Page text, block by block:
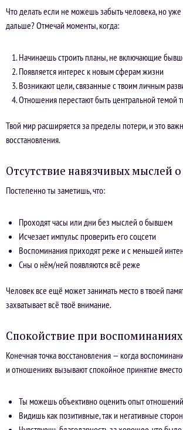
Что делать если не можешь забыть человека, но уже
дальше? Отмечай моменты, когда:
Начинаешь строить планы, не включающие
Появляется интерес к новым сферам жизни
Возникают цели, связанные с твоим личным
Отношения перестают быть центральной темой
Твой мир расширяется за пределы потери, и это
восстановления.
Отсутствие навязчивых мыслей
Постепенно ты заметишь, что:
Проходят часы или дни без мыслей о бывшем
Исчезает импульс проверить его соцсети
Воспоминания приходят реже и с меньшей
Сны о нём/ней появляются всё реже
Человек все ещё может занимать место в твоей
захватывает всё твоё внимание.
Спокойствие при воспоминаниях
Конечная точка восстановления — когда
и отношениях вызывают спокойное принятие
Ты можешь объективно оценить опыт отношений
Видишь как позитивные, так и негативные